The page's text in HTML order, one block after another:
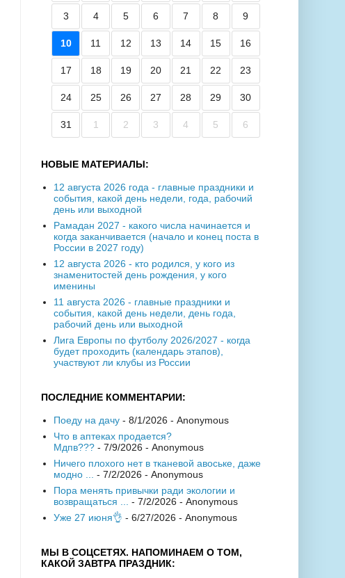
3 4 5 6 7 8 9
10 11 12 13 14 15 16
17 18 19 20 21 22 23
24 25 26 27 28 29 30
31 1 2 3 4 5 6
НОВЫЕ МАТЕРИАЛЫ:
12 августа 2026 года - главные праздники и
события, какой день недели, года, рабочий
день или выходной
Рамадан 2027 - какого числа начинается и
когда заканчивается (начало и конец поста в
России в 2027 году)
12 августа 2026 - кто родился, у кого из
знаменитостей день рождения, у кого
именины
11 августа 2026 - главные праздники и
события, какой день недели, день года,
рабочий день или выходной
Лига Европы по футболу 2026/2027 - когда
будет проходить (календарь этапов),
участвуют ли клубы из России
ПОСЛЕДНИЕ КОММЕНТАРИИ:
Поеду на дачу- 8/1/2026 - Anonymous
Что в аптеках продается?
Мдпв???- 7/9/2026 - Anonymous
Ничего плохого нет в тканевой авоське, даже
модно ... - 7/2/2026 - Anonymous
Пора менять привычки ради экологии и
возвращаться ... - 7/2/2026 - Anonymous
Уже 27 июня👌 - 6/27/2026 - Anonymous
МЫ В СОЦСЕТЯХ. НАПОМИНАЕМ О ТОМ,
КАКОЙ ЗАВТРА ПРАЗДНИК: